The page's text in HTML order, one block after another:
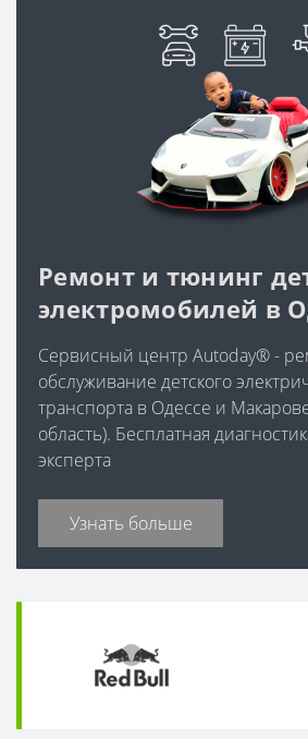
Ремонт и тюнинг
электромобилей в
Сервисный центр Autoday® -
обслуживание детского
транспорта в Одессе и
область). Бесплатная
эксперта
Узнать больше